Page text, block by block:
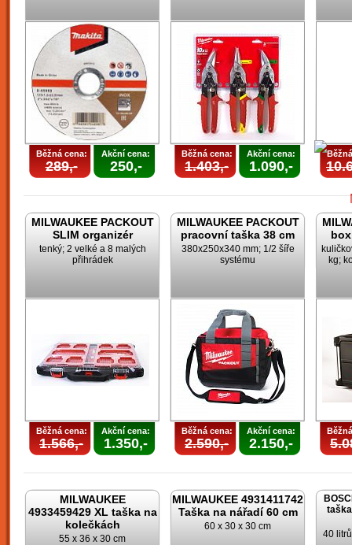
Běžná cena:
289,-
Akční cena:
250,-
Běžná cena:
1.403,-
Akční cena:
1.090,-
MILWAUKEE PACKOUT
SLIM organizér
tenký; 2 velké a 8 malých
přihrádek
Běžná cena:
1.566,-
Akční cena:
1.350,-
MILWAUKEE PACKOUT
pracovní taška 38 cm
380x250x340 mm; 1/2 šíře
systému
Běžná cena:
2.590,-
Akční cena:
2.150,-
kg;
MILWAUKEE
4933459429 XL taška na
kolečkách
55 x 36 x 30 cm
MILWAUKEE 4931411742
Taška na nářadí 60 cm
60 x 30 x 30 cm
40